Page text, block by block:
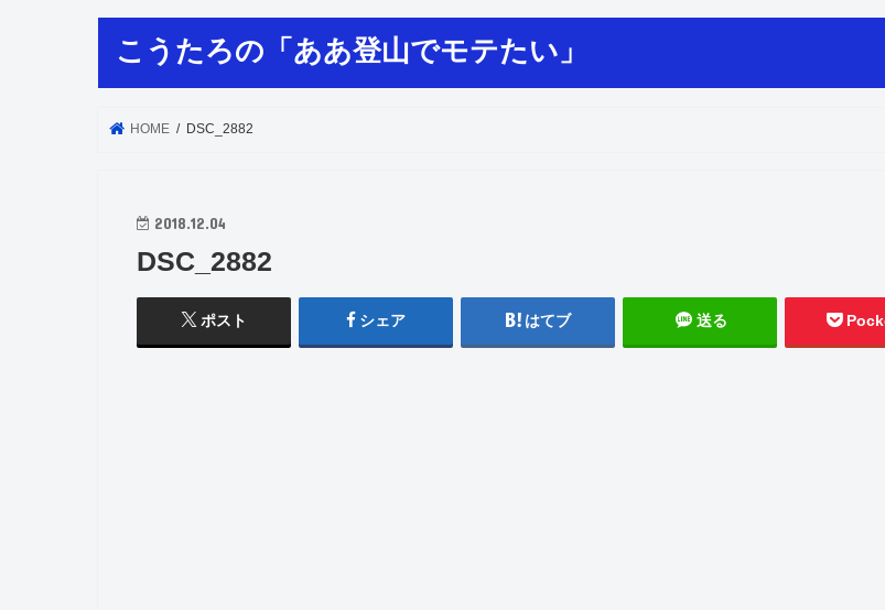
こうたろの「ああ登山でモテたい」
HOME DSC_2882
2018.12.04
DSC_2882
ポスト シェア はてブ 送る